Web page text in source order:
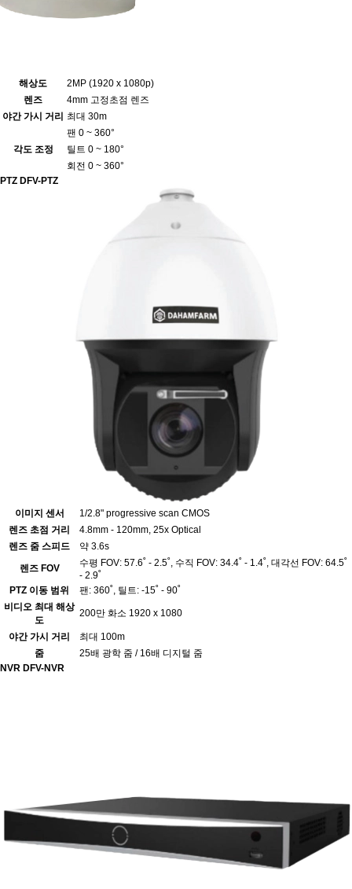
해상도
2MP (1920 x 1080p)
렌즈
4mm 고정초점 렌즈
야간 가시 거리 최대 30m
각도 조정
팬 0 ~ 360°
틸트 0 ~ 180°
회전 0 ~ 360°
PTZ DFV-PTZ
이미지 센서
1/2.8" progressive scan CMOS
렌즈 초점 거리
4.8mm - 120mm, 25x Optical
렌즈 줌 스피드
약 3.6s
렌즈 FOV
수평 FOV: 57.6˚ - 2.5˚, 수직 FOV: 34.4˚ - 1.4˚, 대각선 FOV: 64.5˚
- 2.9˚
PTZ 이동 범위
팬: 360˚, 틸트: -15˚ - 90˚
비디오 최대 해상
도
200만 화소 1920 x 1080
야간 가시 거리
최대 100m
줌
25배 광학 줌 / 16배 디지털 줌
NVR DFV-NVR